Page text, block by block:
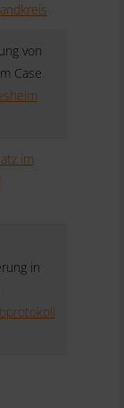
von
Case
im
in